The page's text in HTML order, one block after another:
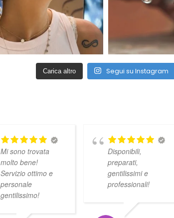
Carica altro Segui su Instagram
Mi sono trovata
molto bene!
Servizio ottimo e
personale
gentilissimo!
Disponibili,
preparati,
gentilissimi e
professionali!